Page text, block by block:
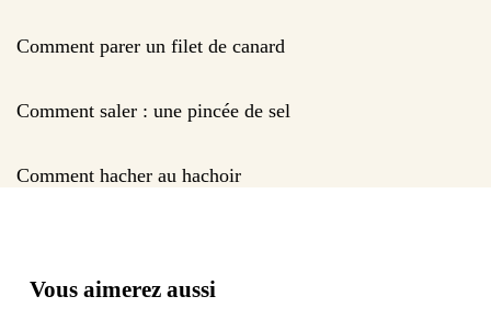
Comment parer un filet de canard
Comment saler : une pincée de sel
Comment hacher au hachoir
Vous aimerez aussi